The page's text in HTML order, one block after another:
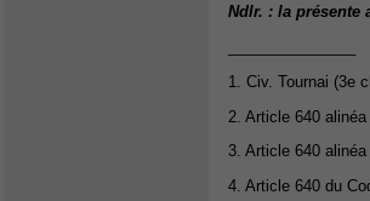
Ndlr. : la présente
1. Civ. Tournai (3e
2. Article 640 alinéa
3. Article 640
4. Article 640 du